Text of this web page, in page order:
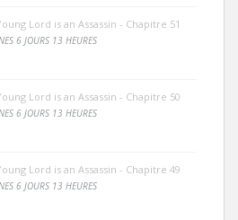
Lord is an Assassin - Chapitre 51
6 JOURS 13 HEURES
Lord is an Assassin - Chapitre 50
6 JOURS 13 HEURES
Lord is an Assassin - Chapitre 49
6 JOURS 13 HEURES